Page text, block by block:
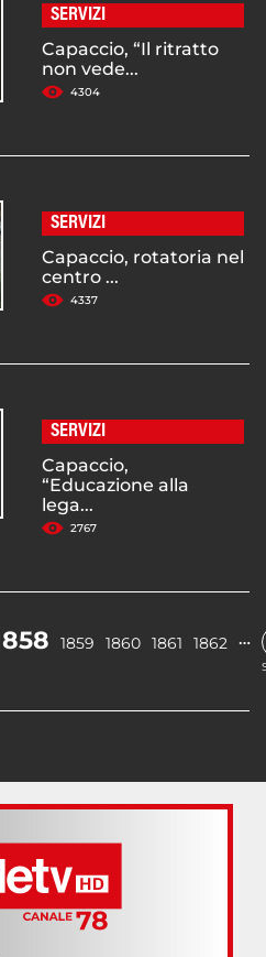
SERVIZI
Capaccio, “Il ritratto
non vede...
4304
SERVIZI
Capaccio, rotatoria nel
centro ...
4337
SERVIZI
Capaccio,
“Educazione alla
lega...
2767
1859 1860 1861 1862 …